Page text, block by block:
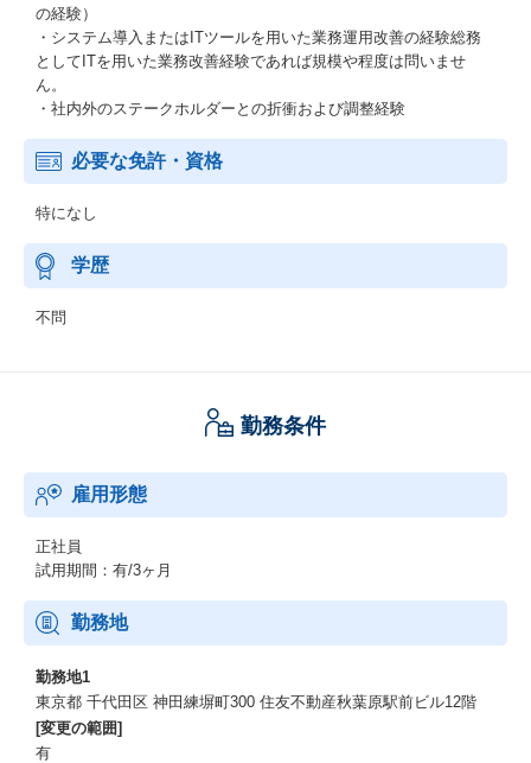
の経験）
・システム導入またはITツールを用いた業務運用改善の経験総務
としてITを用いた業務改善経験であれば規模や程度は問いませ
ん。
・社内外のステークホルダーとの折衝および調整経験
必要な免許・資格
特になし
学歴
不問
勤務条件
雇用形態
正社員
試用期間：有/3ヶ月
勤務地
勤務地1
東京都 千代田区 神田練塀町300 住友不動産秋葉原駅前ビル12階
[変更の範囲]
有